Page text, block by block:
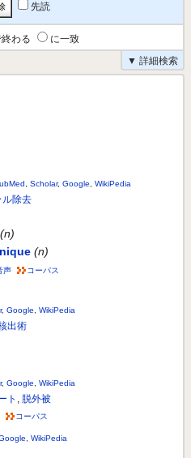
先読
わる
に一致
▼ 詳細検索
Scholar, Google WikiPedia
ル除去
(n)
(n)
声 コーパス
, Google WikiPedia
出術
, Google WikiPedia
ト , 脱外被
コーパス
WikiPedia